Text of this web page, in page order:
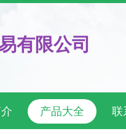
有限公司
产品大全 联